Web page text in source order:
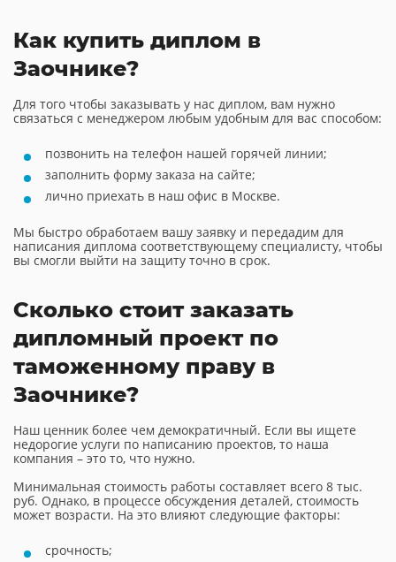
Как купить диплом в
Заочнике?
Для того чтобы заказывать у нас диплом, вам нужно
связаться с менеджером любым удобным для вас способом:
позвонить на телефон нашей горячей линии;
заполнить форму заказа на сайте;
лично приехать в наш офис в Москве.
Мы быстро обработаем вашу заявку и передадим для
написания диплома соответствующему специалисту, чтобы
вы смогли выйти на защиту точно в срок.
Сколько стоит заказать
дипломный проект по
таможенному праву в
Заочнике?
Наш ценник более чем демократичный. Если вы ищете
недорогие услуги по написанию проектов, то наша
компания – это то, что нужно.
Минимальная стоимость работы составляет всего 8 тыс.
руб. Однако, в процессе обсуждения деталей, стоимость
может возрасти. На это влияют следующие факторы:
срочность;